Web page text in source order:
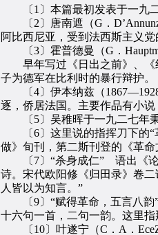
〔1〕本篇最初发表于一九二
〔2〕唐南遮（G．
阿比西尼亚，受到法西斯主义
〔3〕霍普德曼（G．
早年写过《日出之前》、《
子为德军在比利时的暴行辩护。
〔4〕伊本纳兹（1867—1928
逐，侨居法国。主要作品有小说
〔5〕吴稚晖于一九二七年秉
〔6〕这里说的指挥刀下的“
做》旬刊，第二斯刊登的《革
〔7〕“杀身成仁” 语出《论语
诗。宋代欧阳修《归田录》卷二
人皆以为知言。”
〔9〕“赋得革命，五言八韵”
十六句一首，二句一韵。这里
〔10〕叶遂宁（C．A．